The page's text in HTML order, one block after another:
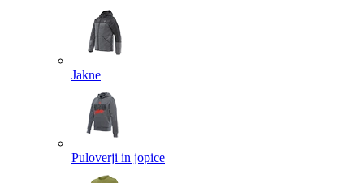
Jakne
Puloverji in jopice